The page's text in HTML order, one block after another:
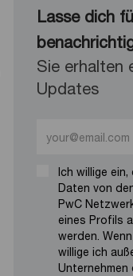
Lasse dich
Sie erhalten
Updates
Ich willige
Daten von
PwC
eines Profils
werden.
willige ich
Unternehmen